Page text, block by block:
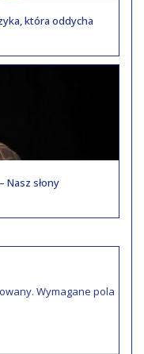
która oddycha
Nasz słony
Wymagane pola